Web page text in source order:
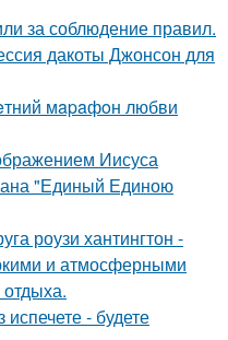
за соблюдение правил.
дакоты Джонсон для
мapaфoн любви
Иисуса
"Единый Единою
роузи хантингтон -
и атмосферными
- будете